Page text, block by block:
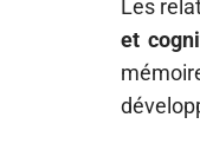
Les
et